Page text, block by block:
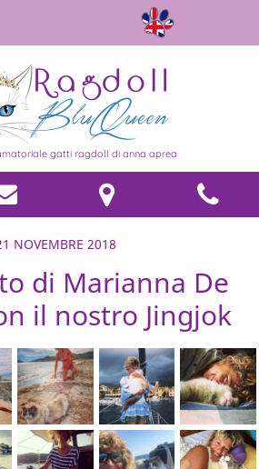
gatti ragdoll di anna aprea
NOVEMBRE 2018
di Marianna De
il nostro Jingjok